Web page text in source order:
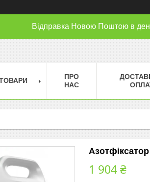
Відправка Новою Поштою в
ПРО
НАС
1 904 ₴